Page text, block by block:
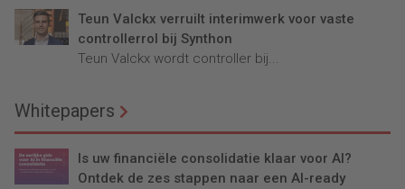
Teun Valckx verruilt interimwerk voor vaste
controllerrol bij Synthon
Teun Valckx wordt controller bij...
Whitepapers
Is uw financiële consolidatie klaar voor AI?
Ontdek de zes stappen naar een AI-ready